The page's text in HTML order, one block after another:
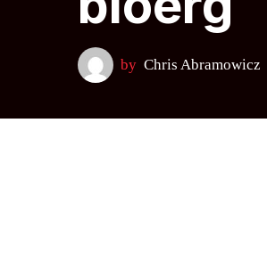
by Chris Abramowicz